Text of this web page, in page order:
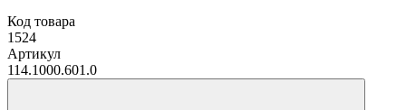
Код товара
1524
Артикул
114.1000.601.0